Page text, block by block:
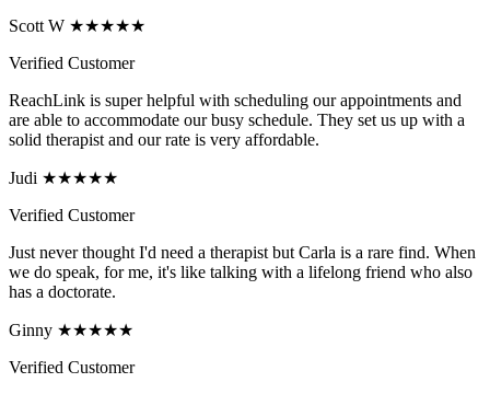
Scott W ★★★★★
Verified Customer
ReachLink is super helpful with scheduling our appointments and
are able to accommodate our busy schedule. They set us up with a
solid therapist and our rate is very affordable.
Judi ★★★★★
Verified Customer
Just never thought I'd need a therapist but Carla is a rare find. When
we do speak, for me, it's like talking with a lifelong friend who also
has a doctorate.
Ginny ★★★★★
Verified Customer